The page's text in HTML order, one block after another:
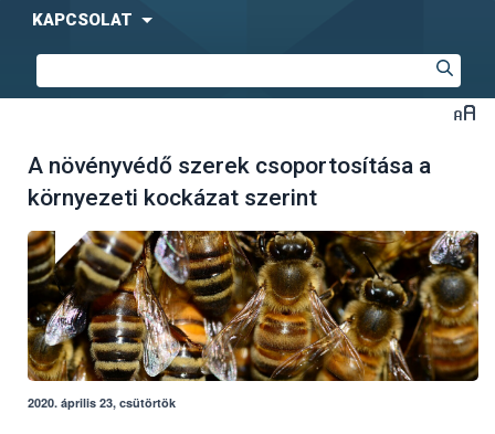
KAPCSOLAT
A növényvédő szerek csoportosítása a
környezeti kockázat szerint
2020. április 23, csütörtök